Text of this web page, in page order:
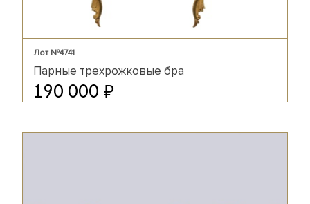
Лот №4741
Парные трехрожковые бра
190 000 ₽